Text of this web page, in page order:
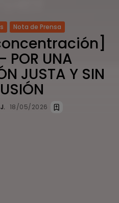
Nota de Prensa
POR UNA
JUSTA Y SIN
18/05/2026